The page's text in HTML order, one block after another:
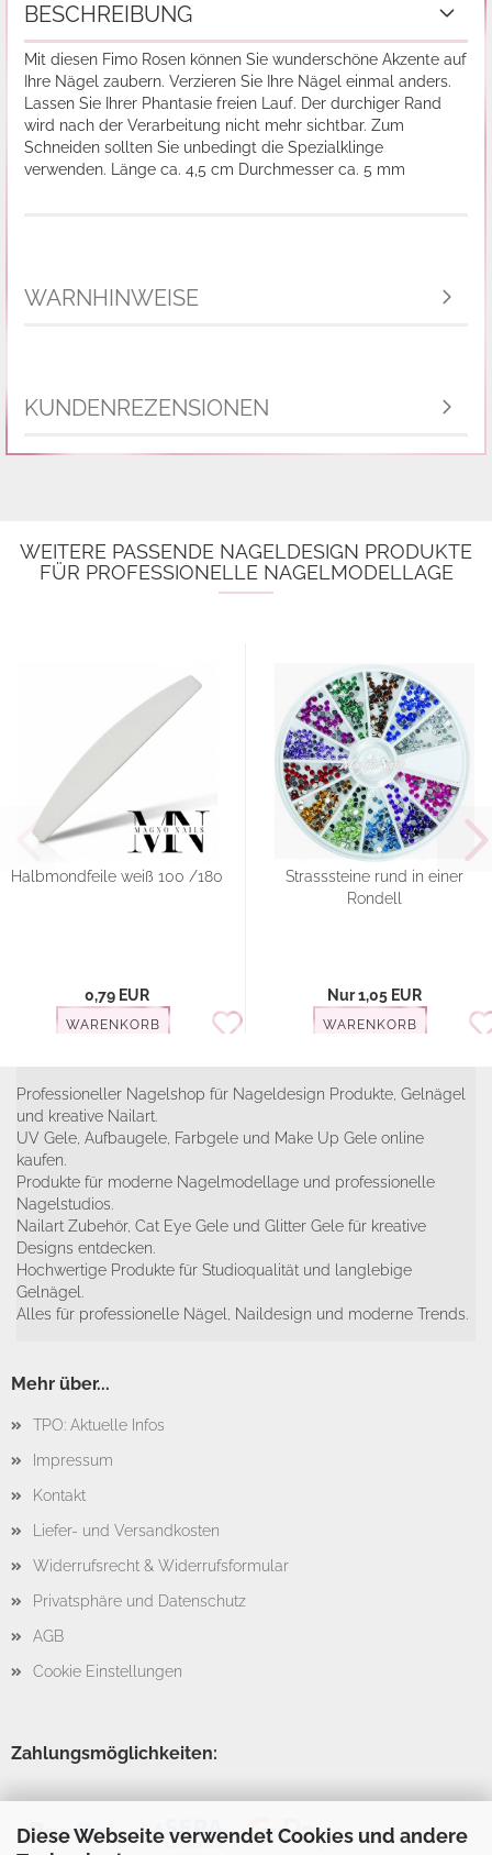
Diese Webseite verwendet Cookies und andere
BESCHREIBUNG
Mit diesen Fimo Rosen können Sie wunderschöne Akzente auf
Ihre Nägel zaubern. Verzieren Sie Ihre Nägel einmal anders.
Lassen Sie Ihrer Phantasie freien Lauf. Der durchiger Rand
wird nach der Verarbeitung nicht mehr sichtbar. Zum
Schneiden sollten Sie unbedingt die Spezialklinge
verwenden. Länge ca. 4,5 cm Durchmesser ca. 5 mm
WARNHINWEISE
KUNDENREZENSIONEN
WEITERE PASSENDE NAGELDESIGN PRODUKTE
FÜR PROFESSIONELLE NAGELMODELLAGE
Halbmondfeile weiß 100 /180
0,79 EUR
WARENKORB
Strasssteine rund in einer
Rondell
Nur 1,05 EUR
WARENKORB
Professioneller Nagelshop für Nageldesign Produkte, Gelnägel
und kreative Nailart.
UV Gele, Aufbaugele, Farbgele und Make Up Gele online
kaufen.
Produkte für moderne Nagelmodellage und professionelle
Nagelstudios.
Nailart Zubehör, Cat Eye Gele und Glitter Gele für kreative
Designs entdecken.
Hochwertige Produkte für Studioqualität und langlebige
Gelnägel.
Alles für professionelle Nägel, Naildesign und moderne Trends.
Mehr über...
TPO: Aktuelle Infos
Impressum
Kontakt
Liefer- und Versandkosten
Widerrufsrecht & Widerrufsformular
Privatsphäre und Datenschutz
AGB
Cookie Einstellungen
Zahlungsmöglichkeiten: